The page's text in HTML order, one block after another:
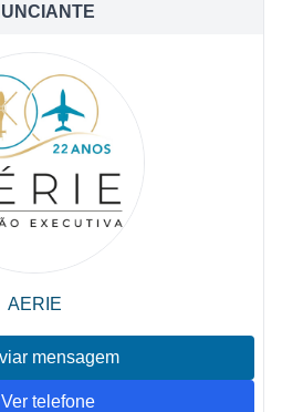
AERIE
mensagem
Ver telefone